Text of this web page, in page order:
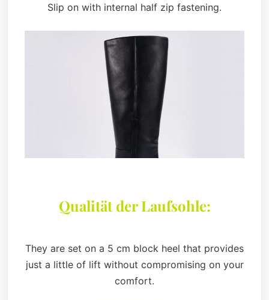
Slip on with internal half zip fastening.
Qualität der Laufsohle:
They are set on a 5 cm block heel that provides
just a little of lift without compromising on your
comfort.